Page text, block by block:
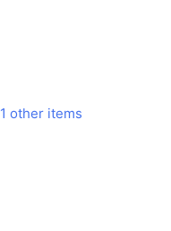
1 other items